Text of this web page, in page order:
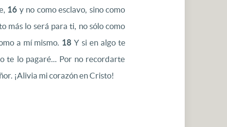
16 y no como esclavo, sino como
más lo será para ti, no sólo como
a mí mismo. 18 Y si en algo te
te lo pagaré... Por no recordarte
¡Alivia mi corazón en Cristo!